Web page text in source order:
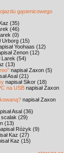
gąsienicowego
(35)
(46)
(0)
Urborg (15)
Yoohaas (12)
Zenon (12)
Larek (54)
(13)
napisał Zaxon (5)
Asal (21)
napisał Sikor (18)
na USB napisał Zaxon
napisał Zaxon
Asal (36)
scalak (29)
(13)
Różyk (9)
Kaz (27)
Kaz (15)